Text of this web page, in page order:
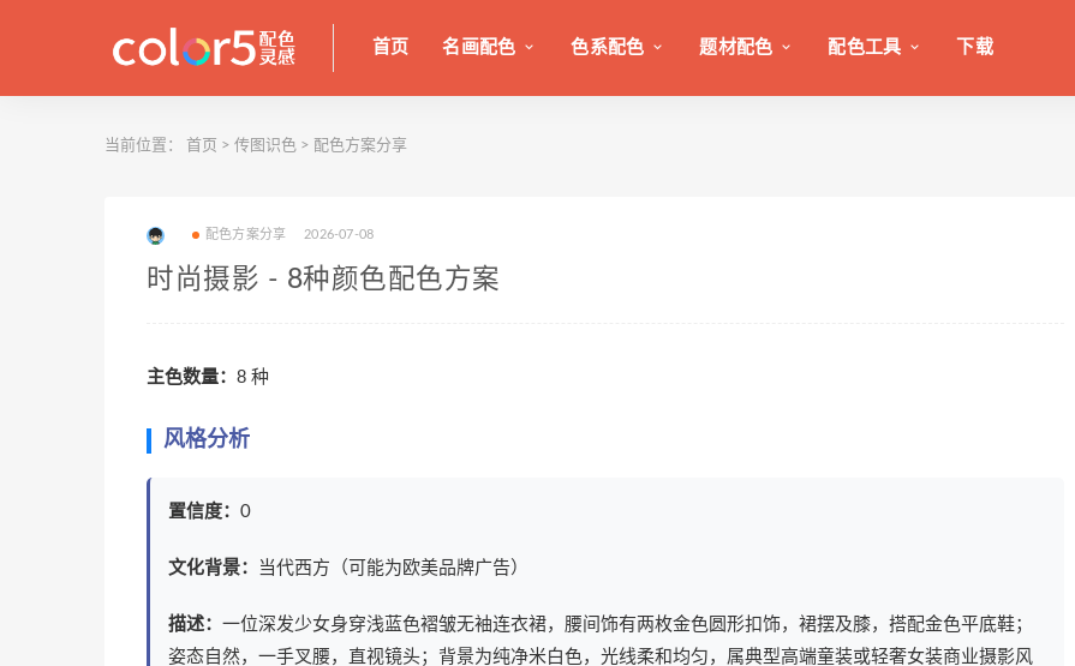
首页 名画配色 色系配色 题材配色 配色工具 下载
当前位置： 首页 > 传图识色 > 配色方案分享
配色方案分享 2026-07-08
时尚摄影 - 8种颜色配色方案
主色数量： 8 种
风格分析
置信度： 0
文化背景： 当代西方（可能为欧美品牌广告）
描述： 一位深发少女身穿浅蓝色褶皱无袖连衣裙，腰间饰有两枚金色圆形扣饰，裙摆及膝，搭配金色平底鞋；
姿态自然，一手叉腰，直视镜头；背景为纯净米白色，光线柔和均匀，属典型高端童装或轻奢女装商业摄影风